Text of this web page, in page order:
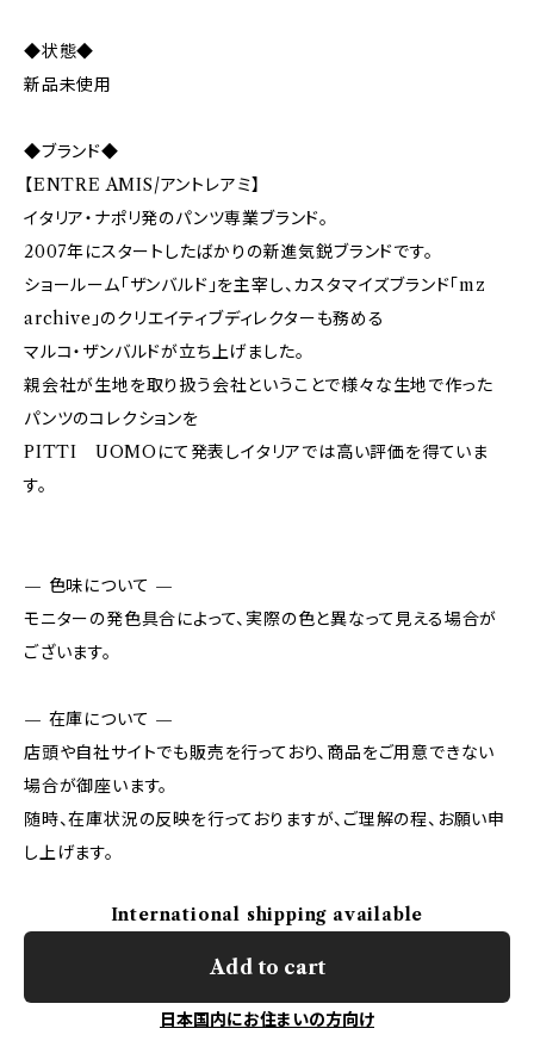
◆状態◆
新品未使用
◆ブランド◆
【ENTRE AMIS/アントレアミ】
イタリア・ナポリ発のパンツ専業ブランド。
2007年にスタートしたばかりの新進気鋭ブランドです。
ショールーム「ザンバルド」を主宰し、カスタマイズブランド「mz
archive」のクリエイティブディレクターも務める
マルコ・ザンバルドが立ち上げました。
親会社が生地を取り扱う会社ということで様々な生地で作った
パンツのコレクションを
PITTI UOMOにて発表しイタリアでは高い評価を得ていま
す。
— 色味について —
モニターの発色具合によって、実際の色と異なって見える場合が
ございます。
— 在庫について —
店頭や自社サイトでも販売を行っており、商品をご用意できない
場合が御座います。
随時、在庫状況の反映を行っておりますが、ご理解の程、お願い申
し上げます。
International shipping available
Add to cart
日本国内にお住まいの方向け